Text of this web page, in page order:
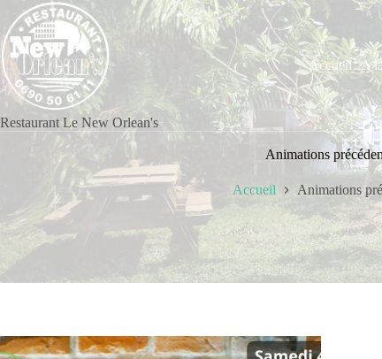
Restaurant Le New Orlean's
Accueil A
Animations
Accueil Animations